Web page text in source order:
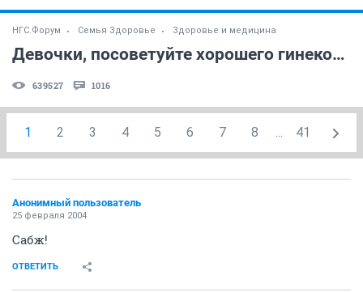
НГС.Форум Семья Здоровье Здоровье и медицина
Девочки, посоветуйте хорошего гинеколога!
639527 1016
1 2 3 4 5 6 7 8 ... 41
Анонимный пользователь
25 февраля 2004
Сабж!
ОТВЕТИТЬ